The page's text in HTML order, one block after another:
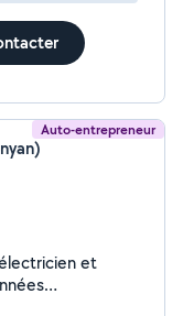
Auto-entrepreneur